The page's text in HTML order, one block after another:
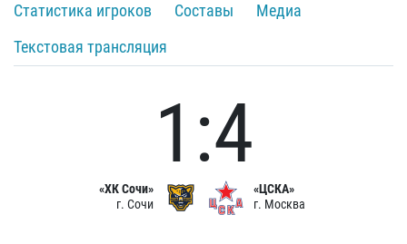
Статистика игроков
Составы
Медиа
Текстовая трансляция
«ХК Сочи»
г. Сочи
1:4
«ЦСКА»
г. Москва